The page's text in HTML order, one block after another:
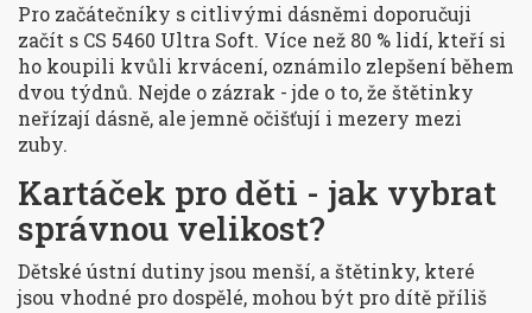
Pro začátečníky s citlivými dásněmi doporučuji
začít s CS 5460 Ultra Soft. Více než 80 % lidí, kteří si
ho koupili kvůli krvácení, oznámilo zlepšení během
dvou týdnů. Nejde o zázrak - jde o to, že štětinky
neřízají dásně, ale jemně očišťují i mezery mezi
zuby.
Kartáček pro děti - jak vybrat
správnou velikost?
Dětské ústní dutiny jsou menší, a štětinky, které
jsou vhodné pro dospělé, mohou být pro dítě příliš